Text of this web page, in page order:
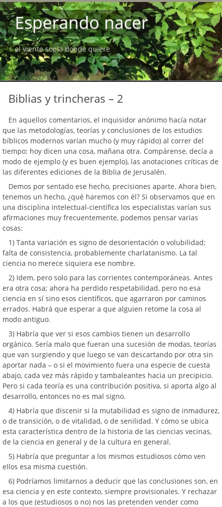
Esperando nacer
el viento sopla donde quiere
Biblias y trincheras – 2
En aquellos comentarios, el inquisidor anónimo hacía notar
que las metodologías, teorías y conclusiones de los estudios
bíblicos modernos varían mucho (y muy rápido) al correr del
tiempo: hoy dicen una cosa, mañana otra. Compárense, decía a
modo de ejemplo (y es buen ejemplo), las anotaciones críticas de
las diferentes ediciones de la Biblia de Jerusalén.
Demos por sentado ese hecho, precisiones aparte. Ahora bien,
tenemos un hecho, ¿qué haremos con él? Si observamos que en
una disciplina intelectual-científica los especialistas varían sus
afirmaciones muy frecuentemente, podemos pensar varias
cosas:
1) Tanta variación es signo de desorientación o volubilidad;
falta de consistencia, probablemente charlatanismo. La tal
ciencia no merece siquiera ese nombre.
2) Idem, pero solo para las corrientes contemporáneas. Antes
era otra cosa; ahora ha perdido respetabilidad, pero no esa
ciencia en sí sino esos científicos, que agarraron por caminos
errados. Habrá que esperar a que alguien retome la cosa al
modo antiguo.
3) Habría que ver si esos cambios tienen un desarrollo
orgánico. Sería malo que fueran una sucesión de modas, teorías
que van surgiendo y que luego se van descartando por otra sin
aportar nada – o si el movimiento fuera una especie de cuesta
abajo, cada vez más rápido y tambaleantes hacia un precipicio.
Pero si cada teoría es una contribución positiva, si aporta algo al
desarrollo, entonces no es mal signo.
4) Habría que discenir si la mutabilidad es signo de inmadurez,
o de transición, o de vitalidad, o de senilidad. Y cómo se ubica
esta característica dentro de la historia de las ciencias vecinas,
de la ciencia en general y de la cultura en general.
5) Habría que preguntar a los mismos estudiosos cómo ven
ellos esa misma cuestión.
6) Podríamos limitarnos a deducir que las conclusiones son, en
esa ciencia y en este contexto, siempre provisionales. Y rechazar
a los que (estudiosos o no) nos las pretenden vender como